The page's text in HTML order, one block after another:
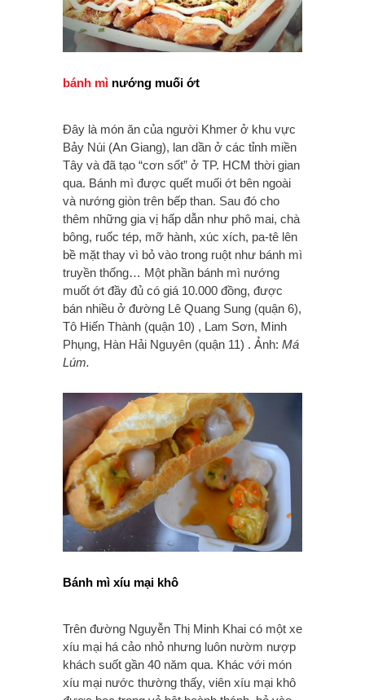
bánh mì nướng muối ớt
Đây là món ăn của người Khmer ở khu vực
Bảy Núi (An Giang), lan dần ở các tỉnh miền
Tây và đã tạo “cơn sốt” ở TP. HCM thời gian
qua. Bánh mì được quết muối ớt bên ngoài
và nướng giòn trên bếp than. Sau đó cho
thêm những gia vị hấp dẫn như phô mai, chà
bông, ruốc tép, mỡ hành, xúc xích, pa-tê lên
bề mặt thay vì bỏ vào trong ruột như bánh mì
truyền thống… Một phần bánh mì nướng
muốt ớt đầy đủ có giá 10.000 đồng, được
bán nhiều ở đường Lê Quang Sung (quận 6),
Tô Hiến Thành (quận 10) , Lam Sơn, Minh
Phụng, Hàn Hải Nguyên (quận 11) . Ảnh: Má
Lúm.
Bánh mì xíu mại khô
Trên đường Nguyễn Thị Minh Khai có một xe
xíu mại há cảo nhỏ nhưng luôn nườm nượp
khách suốt gần 40 năm qua. Khác với món
xíu mại nước thường thấy, viên xíu mại khô